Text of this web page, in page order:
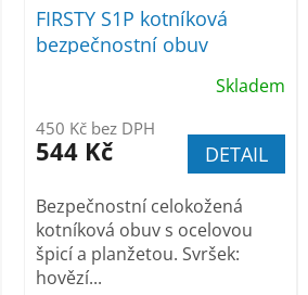
FIRSTY S1P kotníková
bezpečnostní obuv
Skladem
450 Kč bez DPH
544 Kč DETAIL
Bezpečnostní celokožená
kotníková obuv s ocelovou
špicí a planžetou. Svršek:
hovězí...